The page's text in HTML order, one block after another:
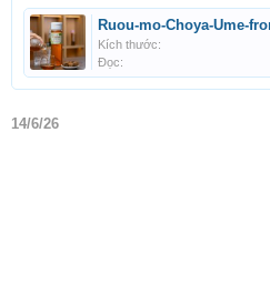
Kích thước:
Đọc:
14/6/26